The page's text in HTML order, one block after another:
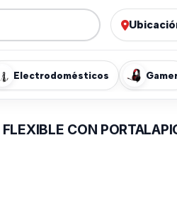
Electrodomésticos
CON